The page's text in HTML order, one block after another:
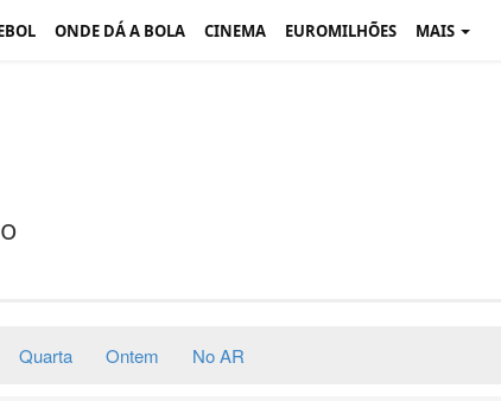
ONDE DÁ A BOLA CINEMA EUROMILHÕES MAIS
Quarta Ontem No AR